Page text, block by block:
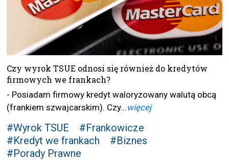
Czy wyrok TSUE odnosi się również do kredytów
firmowych we frankach?
- Posiadam firmowy kredyt waloryzowany walutą obcą
(frankiem szwajcarskim). Czy... więcej
#Wyrok TSUE
#Frankowicze
#Kredyt we frankach
#Biznes
#Porady Prawne